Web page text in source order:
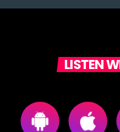
LISTEN